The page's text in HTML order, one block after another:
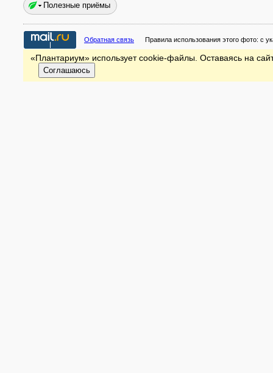
Полезные приёмы
Обратная связь Правила использования этого фото: с
«Плантариум» использует cookie-файлы. Оставаясь на
Соглашаюсь